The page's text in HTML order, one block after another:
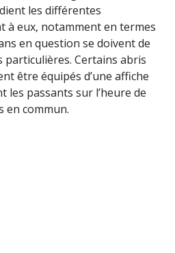
les différentes
à eux, notamment en termes
en question se doivent de
particulières. Certains abris
être équipés d’une affiche
les passants sur l’heure de
en commun.